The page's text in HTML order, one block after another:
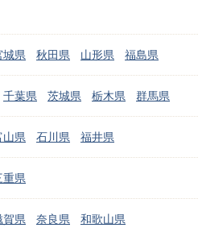
城県 秋田県 山形県 福島県
千葉県 茨城県 栃木県 群馬県
山県 石川県 福井県
重県
賀県 奈良県 和歌山県